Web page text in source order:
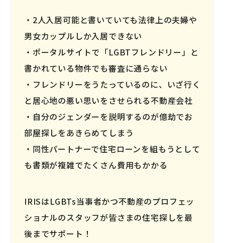
2人入居可能と書いていても法律上の夫婦や
男女カップルしか入居できない
ポータルサイトで「LGBTフレンドリー」と
書かれている物件でも審査に通らない
フレンドリーをうたっているのに、いざ行く
と居心地の悪い思いをさせられる不動産会社
自分のジェンダーを説明するのが億劫でお
部屋探しをあきらめてしまう
同性パートナーで住宅ローンを組もうとして
も書類が複雑でたくさん費用もかかる
IRISはLGBTs当事者かつ不動産のプロフェッ
ショナルのスタッフが皆さまの住宅探しを最
後までサポート！